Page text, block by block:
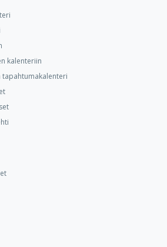
kalenteriin
tapahtumakalenteri